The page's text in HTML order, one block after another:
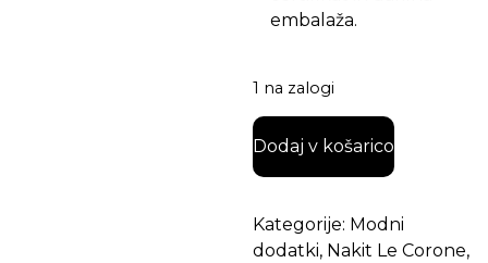
embalaža.
1 na zalogi
Prstan Le Corone
Dodaj v košarico
Kategorije: Modni
dodatki, Nakit Le Corone,